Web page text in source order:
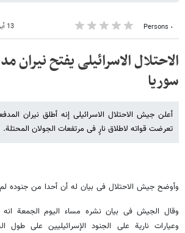
٠ Persons 13 أبريل 2013 - 13:45
الاحتلال الاسرائیلی یفتح نیران
سوریا
أعلن جیش الاحتلال الاسرائیلی إنه أطلق نیران
تعرضت قواته لاطلاق نارٍ فی مرتفعات الجولان المحتلة.
وأوضح جیش الاحتلال فی بیان له أن أحدا من جنوده
وقال الجیش فی بیان نشره مساء الیوم الجمعة
وعیارات ناریة على الجنود الإسرائیلیین على طول